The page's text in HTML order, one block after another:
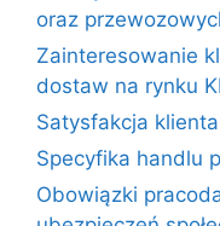
oraz
Zainteresowanie
dostaw na rynku
Satysfakcja
Specyfika handlu
Obowiązki